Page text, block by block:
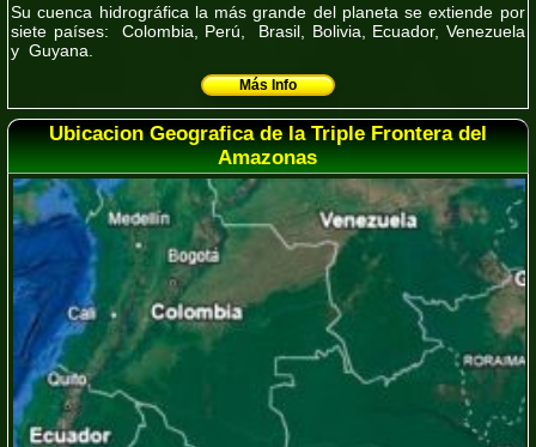
Su cuenca hidrográfica la más grande del planeta se extiende por
siete países: Colombia, Perú, Brasil, Bolivia, Ecuador, Venezuela
y Guyana.
Más Info
Ubicacion Geografica de la Triple Frontera del
Amazonas